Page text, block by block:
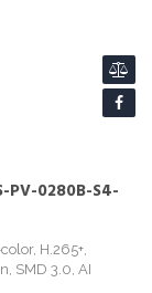
PV-0280B-S4-
H.265+,
SMD 3.0, AI